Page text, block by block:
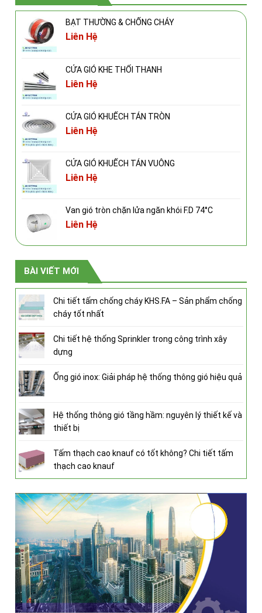
BẠT THƯỜNG & CHỐNG CHÁY
Liên Hệ
CỬA GIÓ KHE THỔI THANH
Liên Hệ
CỬA GIÓ KHUẾCH TÁN TRÒN
Liên Hệ
CỬA GIÓ KHUẾCH TÁN VUÔNG
Liên Hệ
Van gió tròn chặn lửa ngăn khói F.D 74°C
Liên Hệ
BÀI VIẾT MỚI
Chi tiết tấm chống cháy KHS.FA – Sản phẩm chống
cháy tốt nhất
Chi tiết hệ thống Sprinkler trong công trình xây
dựng
Ống gió inox: Giải pháp hệ thống thông gió hiệu quả
Hệ thống thông gió tầng hầm: nguyên lý thiết kế và
thiết bị
Tấm thạch cao knauf có tốt không? Chi tiết tấm
thạch cao knauf